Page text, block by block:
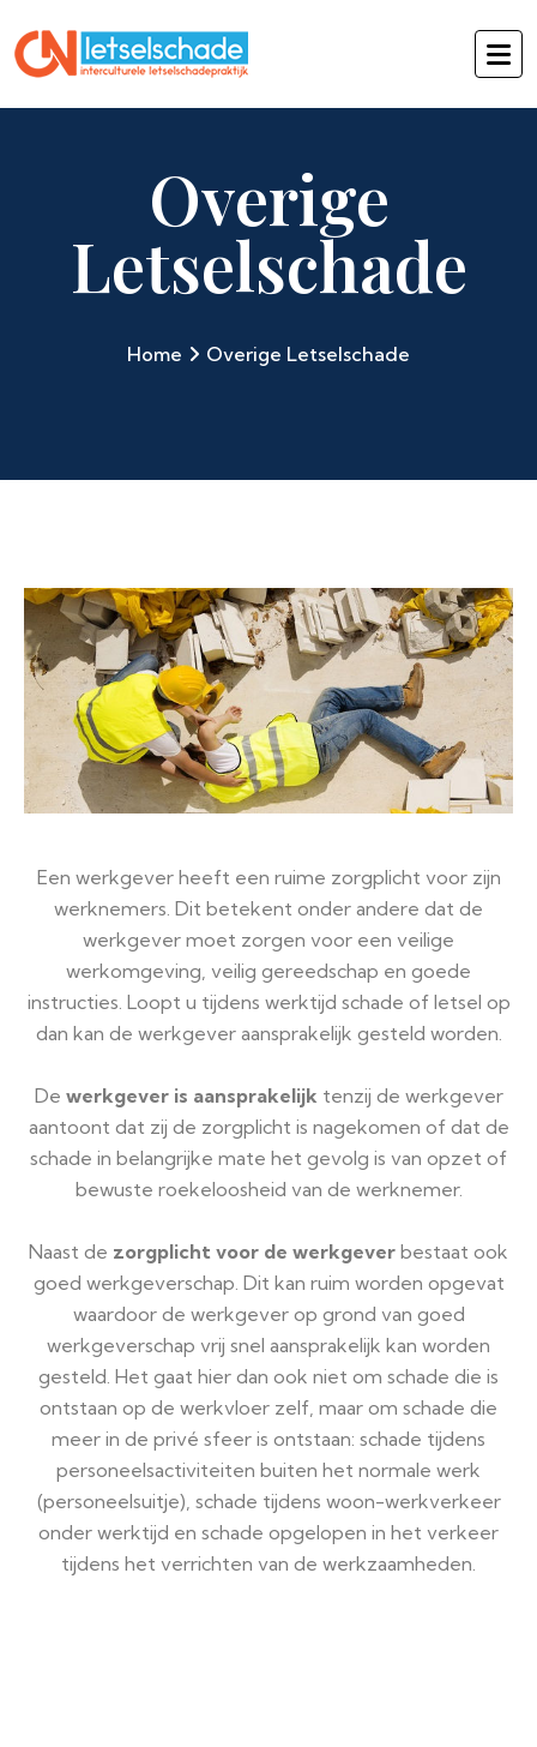
Overige
Letselschade
Home Overige Letselschade
Een werkgever heeft een ruime zorgplicht voor zijn
werknemers. Dit betekent onder andere dat de
werkgever moet zorgen voor een veilige
werkomgeving, veilig gereedschap en goede
instructies. Loopt u tijdens werktijd schade of letsel op
dan kan de werkgever aansprakelijk gesteld worden.
De werkgever is aansprakelijk tenzij de werkgever
aantoont dat zij de zorgplicht is nagekomen of dat de
schade in belangrijke mate het gevolg is van opzet of
bewuste roekeloosheid van de werknemer.
Naast de zorgplicht voor de werkgever bestaat ook
goed werkgeverschap. Dit kan ruim worden opgevat
waardoor de werkgever op grond van goed
werkgeverschap vrij snel aansprakelijk kan worden
gesteld. Het gaat hier dan ook niet om schade die is
ontstaan op de werkvloer zelf, maar om schade die
meer in de privé sfeer is ontstaan: schade tijdens
personeelsactiviteiten buiten het normale werk
(personeelsuitje), schade tijdens woon-werkverkeer
onder werktijd en schade opgelopen in het verkeer
tijdens het verrichten van de werkzaamheden.